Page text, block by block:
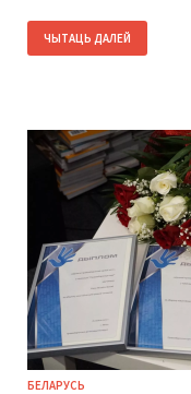
ЧЫТАЦЬ ДАЛЕЙ
БЕЛАРУСЬ